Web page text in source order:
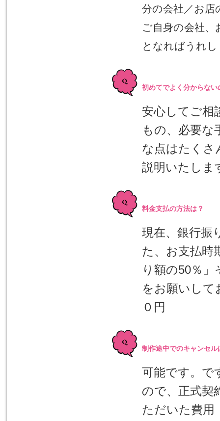
分の会社／お店
ご自身の会社
となればうれ
初めてでよく分からな
安心してご相
もの、必要な
な点はたくさ
説明いたしま
料金支払の方法は？
現在、銀行振
た、お支払時
り額の50％
をお願いして
０円
制作途中でのキャンセル
可能です。で
ので、正式契
ただいた費用